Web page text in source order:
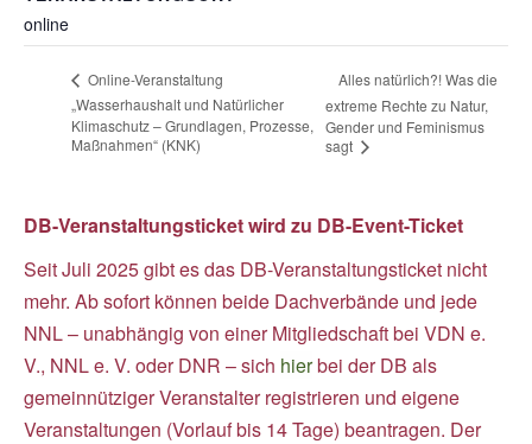
online
Online-Veranstaltung
„Wasserhaushalt und Natürlicher
Klimaschutz – Grundlagen, Prozesse,
Maßnahmen“ (KNK)
Alles natürlich?! Was die
extreme Rechte zu Natur,
Gender und Feminismus
sagt
DB-Veranstaltungsticket wird zu DB-Event-Ticket
Seit Juli 2025 gibt es das DB-Veranstaltungsticket nicht
mehr. Ab sofort können beide Dachverbände und jede
NNL – unabhängig von einer Mitgliedschaft bei VDN e.
V., NNL e. V. oder DNR – sich hierbei der DB als
gemeinnütziger Veranstalter registrieren und eigene
Veranstaltungen (Vorlauf bis 14 Tage) beantragen. Der